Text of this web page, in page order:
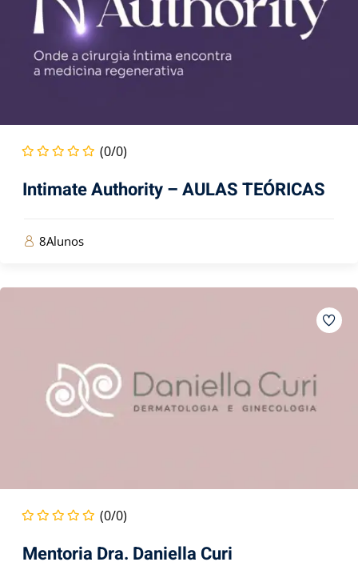
(0/0)
Intimate Authority – AULAS TEÓRICAS
8Alunos
(0/0)
Mentoria Dra. Daniella Curi